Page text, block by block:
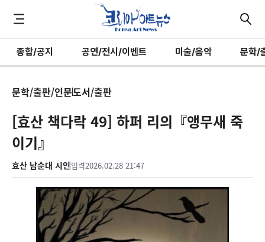
종합/공지 공연/전시/이벤트 미술/음악 문학/
문학/출판/인문도서/출판
[효산 책다락 49] 하퍼 리의『앵무새 죽
이기』
효산 남순대 시인입력2026.02.28 21:47